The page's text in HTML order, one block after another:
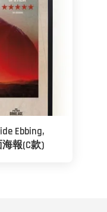
Ebbing,
報(C款)